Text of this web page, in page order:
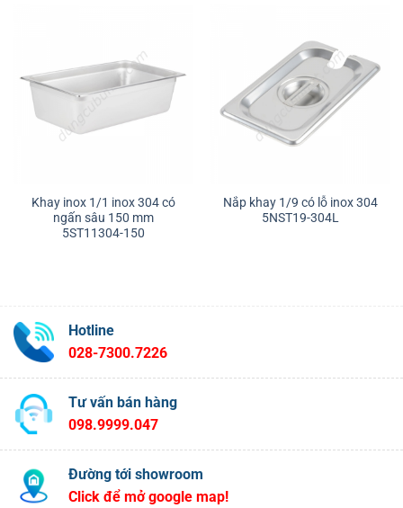
Khay inox 1/1 inox 304 có
ngấn sâu 150 mm
5ST11304-150
Nắp khay 1/9 có lỗ inox 304
5NST19-304L
Hotline
028-7300.7226
Tư vấn bán hàng
098.9999.047
Đường tới showroom
Click để mở google map!